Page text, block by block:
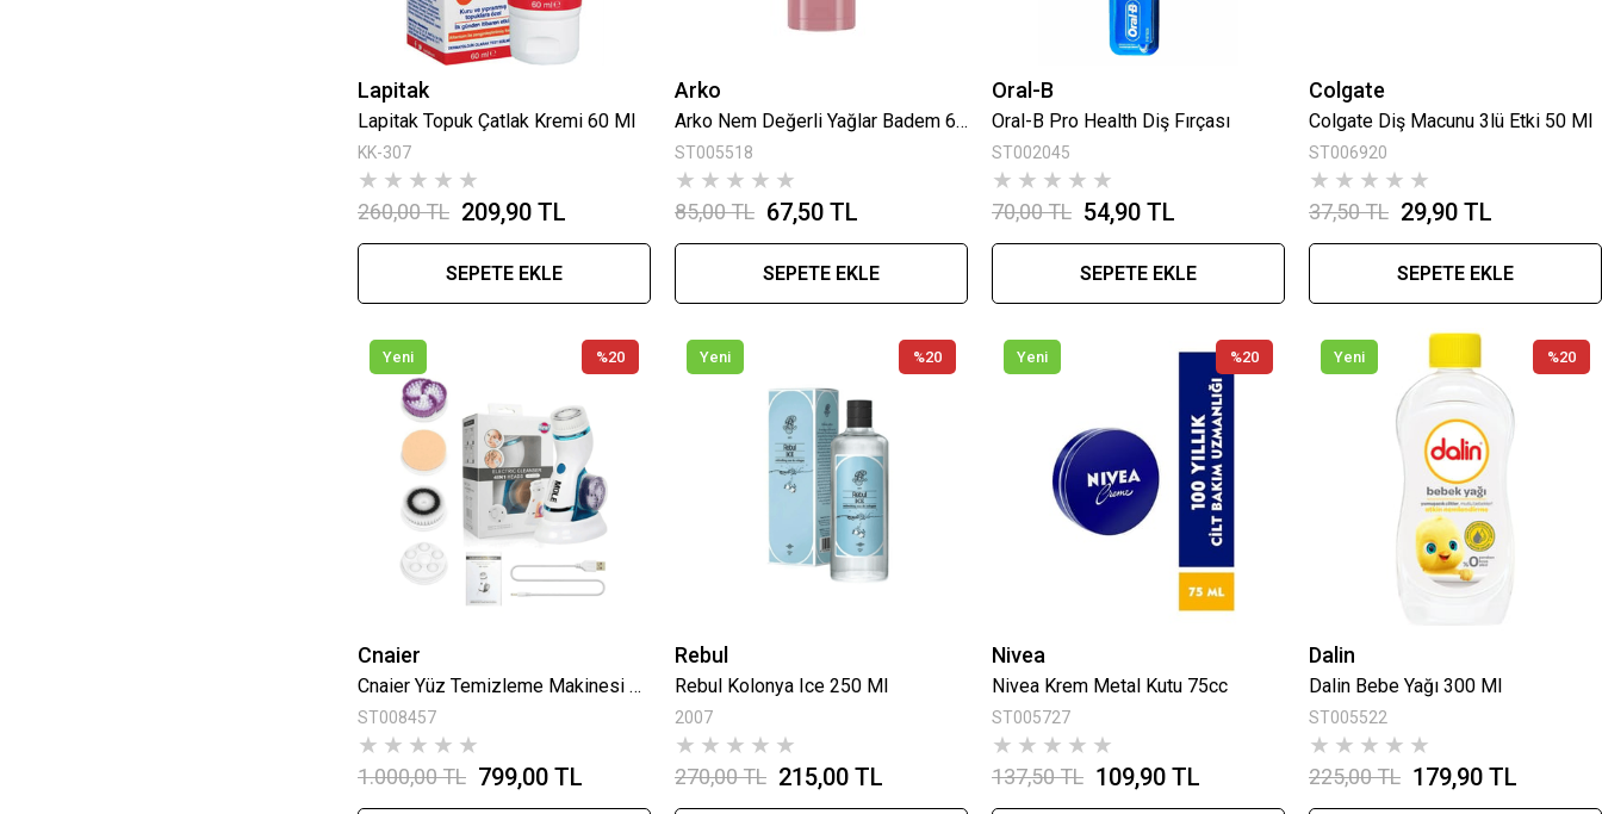
Lapitak
Lapitak Topuk Çatlak Kremi 60 Ml
KK-307
★ ★ ★ ★ ★
209,90 TL
260,00 TL
SEPETE EKLE
Arko
Arko Nem Değerli Yağlar Badem 60 ml
ST005518
★ ★ ★ ★ ★
67,50 TL
85,00 TL
SEPETE EKLE
Oral-B
Oral-B Pro Health Diş Fırçası
ST002045
★ ★ ★ ★ ★
54,90 TL
70,00 TL
SEPETE EKLE
Colgate
Colgate Diş Macunu 3lü Etki 50 Ml
ST006920
★ ★ ★ ★ ★
29,90 TL
37,50 TL
SEPETE EKLE
%20
Yeni
Cnaier
Cnaier Yüz Temizleme Makinesi Şarjlı Fırça YZ01
ST008457
★ ★ ★ ★ ★
799,00 TL
1.000,00 TL
%20
Yeni
Rebul
Rebul Kolonya Ice 250 Ml
2007
★ ★ ★ ★ ★
215,00 TL
270,00 TL
%20
Yeni
Nivea
Nivea Krem Metal Kutu 75cc
ST005727
★ ★ ★ ★ ★
109,90 TL
137,50 TL
%20
Yeni
Dalin
Dalin Bebe Yağı 300 Ml
ST005522
★ ★ ★ ★ ★
179,90 TL
225,00 TL